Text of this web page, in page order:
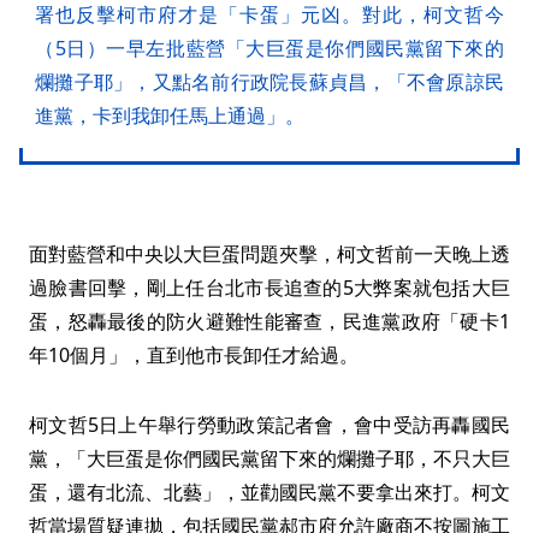
署也反擊柯市府才是「卡蛋」元凶。對此，柯文哲今
（5日）一早左批藍營「大巨蛋是你們國民黨留下來的
爛攤子耶」，又點名前行政院長蘇貞昌，「不會原諒民
進黨，卡到我卸任馬上通過」。
面對藍營和中央以大巨蛋問題夾擊，柯文哲前一天晚上透
過臉書回擊，剛上任台北市長追查的5大弊案就包括大巨
蛋，怒轟最後的防火避難性能審查，民進黨政府「硬卡1
年10個月」，直到他市長卸任才給過。
柯文哲5日上午舉行勞動政策記者會，會中受訪再轟國民
黨，「大巨蛋是你們國民黨留下來的爛攤子耶，不只大巨
蛋，還有北流、北藝」，並勸國民黨不要拿出來打。柯文
哲當場質疑連拋，包括國民黨郝市府允許廠商不按圖施工